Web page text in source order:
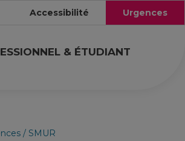
Accessibilité Urgences
& ÉTUDIANT
/ SMUR